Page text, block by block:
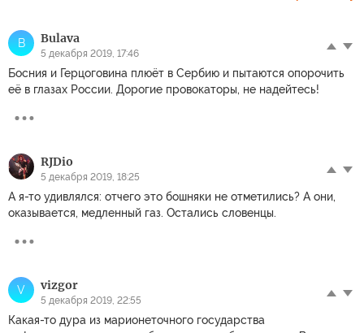
B Bulava
5 декабря 2019, 17:46
Босния и Герцоговина плюёт в Сербию и пытаются опорочить
её в глазах России. Дорогие провокаторы, не надейтесь!
RJDio
5 декабря 2019, 18:25
А я-то удивлялся: отчего это бошняки не отметились? А они,
оказывается, медленный газ. Остались словенцы.
V vizgor
5 декабря 2019, 22:55
Какая-то дура из марионеточного государства